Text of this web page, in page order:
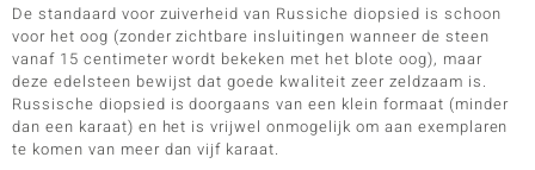
De standaard voor zuiverheid van Russiche diopsied is schoon
voor het oog (zonder zichtbare insluitingen wanneer de steen
vanaf 15 centimeter wordt bekeken met het blote oog), maar
deze edelsteen bewijst dat goede kwaliteit zeer zeldzaam is.
Russische diopsied is doorgaans van een klein formaat (minder
dan een karaat) en het is vrijwel onmogelijk om aan exemplaren
te komen van meer dan vijf karaat.